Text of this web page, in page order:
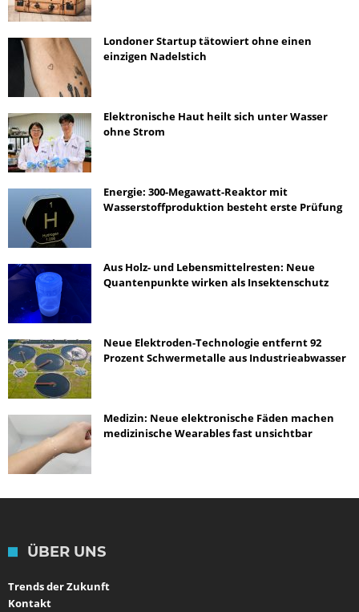
Londoner Startup tätowiert ohne einen
einzigen Nadelstich
Elektronische Haut heilt sich unter Wasser
ohne Strom
Energie: 300-Megawatt-Reaktor mit
Wasserstoffproduktion besteht erste Prüfung
Aus Holz- und Lebensmittelresten: Neue
Quantenpunkte wirken als Insektenschutz
Neue Elektroden-Technologie entfernt 92
Prozent Schwermetalle aus Industrieabwasser
Medizin: Neue elektronische Fäden machen
medizinische Wearables fast unsichtbar
ÜBER UNS
Trends der Zukunft
Kontakt